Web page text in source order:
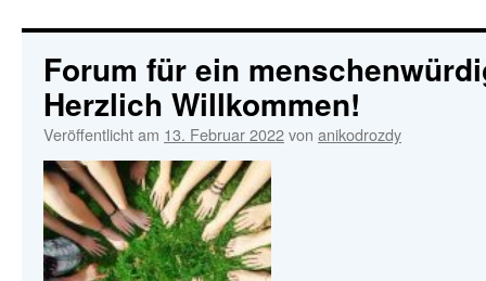
Forum für ein
Herzlich Willkommen!
Veröffentlicht am 13. Februar 2022von anikodrozdy